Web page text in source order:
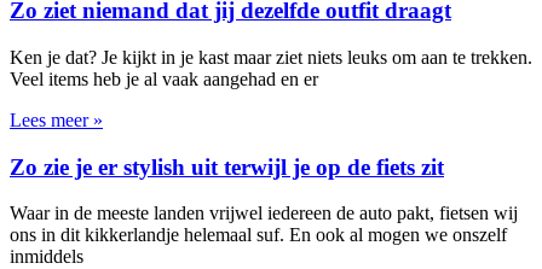
Zo ziet niemand dat jij dezelfde outfit draagt
Ken je dat? Je kijkt in je kast maar ziet niets leuks om aan te trekken.
Veel items heb je al vaak aangehad en er
Lees meer »
Zo zie je er stylish uit terwijl je op de fiets zit
Waar in de meeste landen vrijwel iedereen de auto pakt, fietsen wij
ons in dit kikkerlandje helemaal suf. En ook al mogen we onszelf
inmiddels